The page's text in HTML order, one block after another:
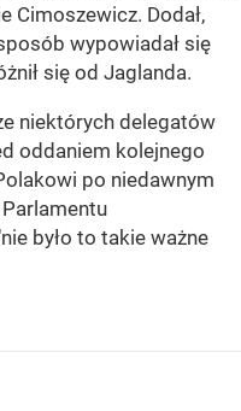
Cimoszewicz. Dodał,
wypowiadał się
się od Jaglanda.
niektórych delegatów
oddaniem kolejnego
po niedawnym
było to takie ważne